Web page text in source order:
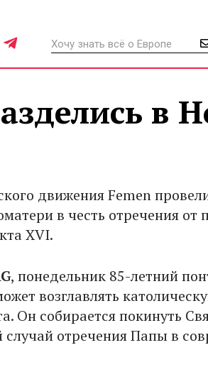
в
движения Femen
в честь отречения от
XVI.
, понедельник 85-летний
возглавлять
Он собирается покинуть
отречения Папы в